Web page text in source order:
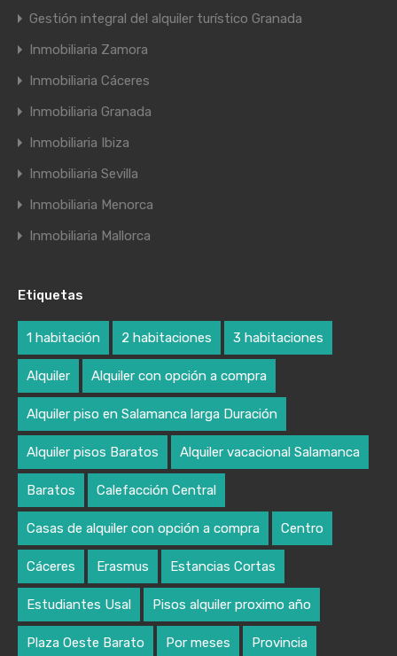
Gestión integral del alquiler turístico Granada
Inmobiliaria Zamora
Inmobiliaria Cáceres
Inmobiliaria Granada
Inmobiliaria Ibiza
Inmobiliaria Sevilla
Inmobiliaria Menorca
Inmobiliaria Mallorca
Etiquetas
1 habitación 2 habitaciones 3 habitaciones
Alquiler Alquiler con opción a compra
Alquiler piso en Salamanca larga Duración
Alquiler pisos Baratos Alquiler vacacional Salamanca
Baratos Calefacción Central
Casas de alquiler con opción a compra Centro
Cáceres Erasmus Estancias Cortas
Estudiantes Usal Pisos alquiler proximo año
Plaza Oeste Barato Por meses Provincia